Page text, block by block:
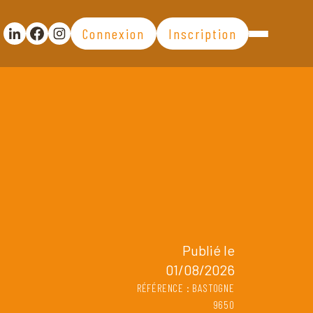
Partager la publication sur Linkedin
Partager la publication sur Facebook
Voir la page Instagram
Connexion Inscription
Publié le
01/08/2026
RÉFÉRENCE : BASTOGNE
9650